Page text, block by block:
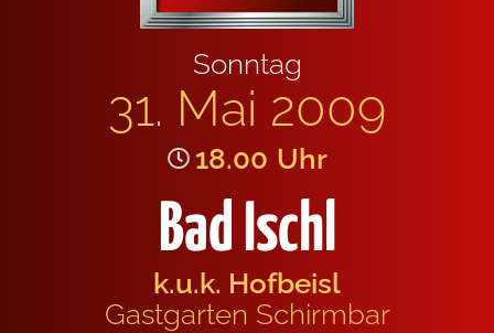
Sonn­tag
31. Mai 2009
18.00 Uhr
Bad Ischl
k.u.k. Hof­beisl
Gast­gar­ten Schirm­bar